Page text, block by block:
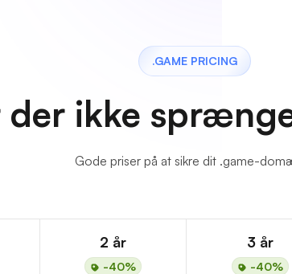
.GAME PRICING
der ikke
Gode priser på at sikre dit .game-
2 år
-40%
3 år
-40%